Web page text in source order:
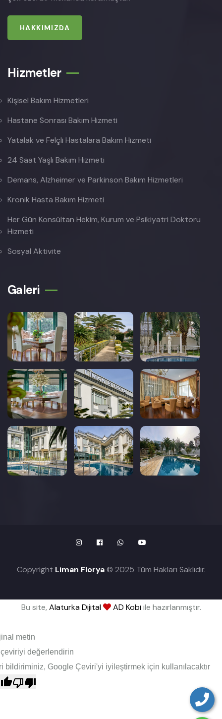
HAKKIMIZDA
Hizmetler
Kişisel Bakım Hizmetleri
Hastane Sonrası Bakım Hizmeti
Yatalak ve Felçli Hastalara Bakım Hizmeti
24 Saat Yaşlı Bakım Hizmeti
Demans, Alzheimer ve Parkinson Bakım Hizmetleri
Kronik Hasta Bakım Hizmeti
Her Gün Konsültan Hekim, Kurum ve Psikiyatri Doktoru
Hizmeti
Sosyal Aktivite
Galeri
Copyright Liman Florya© 2025 Tüm Hakları Saklıdır.
Bu site, Alaturka Dijital AD Kobiile hazırlanmıştır.
metin
değerlendirin
bildiriminiz, Google Çeviri'yi iyileştirmek için kullanılacaktır